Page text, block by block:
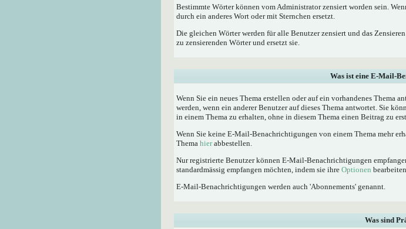
Bestimmte Wörter können vom Administrator zensiert worden sein.
durch ein anderes Wort oder mit Sternchen ersetzt.
Die gleichen Wörter werden für alle Benutzer zensiert und das
zu zensierenden Wörter und ersetzt sie.
Was ist eine E-Mail-
Wenn Sie ein neues Thema erstellen oder auf ein vorhandenes Thema
werden, wenn ein anderer Benutzer auf dieses Thema antwortet. Sie
in einem Thema zu erhalten, ohne in diesem Thema einen Beitrag zu
Wenn Sie keine E-Mail-Benachrichtigungen von einem Thema mehr
Thema hierabbestellen.
Nur registrierte Benutzer können E-Mail-Benachrichtigungen
standardmässig empfangen möchten, indem sie ihre Optionen
E-Mail-Benachrichtigungen werden auch 'Abonnements' genannt.
Was sind